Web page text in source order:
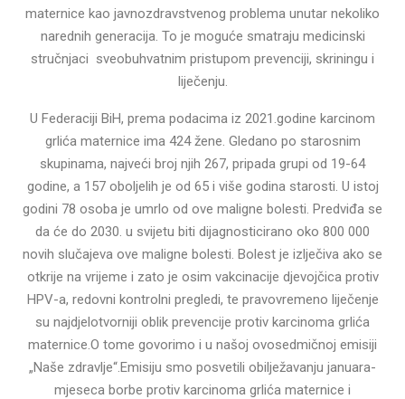
maternice kao javnozdravstvenog problema unutar nekoliko
narednih generacija. To je moguće smatraju medicinski
stručnjaci sveobuhvatnim pristupom prevenciji, skriningu i
liječenju.
U Federaciji BiH, prema podacima iz 2021.godine karcinom
grlića maternice ima 424 žene. Gledano po starosnim
skupinama, najveći broj njih 267, pripada grupi od 19-64
godine, a 157 oboljelih je od 65 i više godina starosti. U istoj
godini 78 osoba je umrlo od ove maligne bolesti. Predviđa se
da će do 2030. u svijetu biti dijagnosticirano oko 800 000
novih slučajeva ove maligne bolesti. Bolest je izlječiva ako se
otkrije na vrijeme i zato je osim vakcinacije djevojčica protiv
HPV-a, redovni kontrolni pregledi, te pravovremeno liječenje
su najdjelotvorniji oblik prevencije protiv karcinoma grlića
maternice.O tome govorimo i u našoj ovosedmičnoj emisiji
„Naše zdravlje“.Emisiju smo posvetili obilježavanju januara-
mjeseca borbe protiv karcinoma grlića maternice i